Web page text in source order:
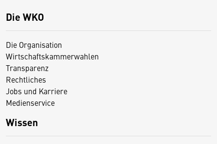
Die WKO
Die Organisation
Wirtschaftskammerwahlen
Transparenz
Rechtliches
Jobs und Karriere
Medienservice
Wissen